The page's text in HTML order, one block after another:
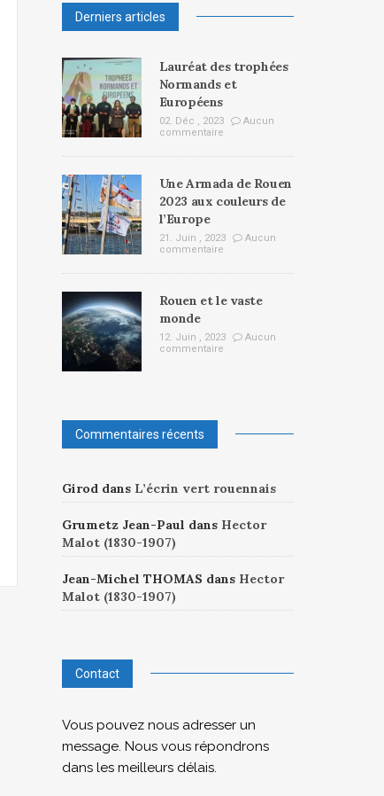
Derniers articles
Lauréat des trophées
Normands et
Européens
02. Déc , 2023
Aucun
commentaire
Une Armada de Rouen
2023 aux couleurs de
l’Europe
21. Juin , 2023
Aucun
commentaire
Rouen et le vaste
monde
12. Juin , 2023
Aucun
commentaire
Commentaires récents
Giroddans L’écrin vert rouennais
Grumetz Jean-Paul dans Hector
Malot (1830-1907)
Jean-Michel THOMAS dans Hector
Malot (1830-1907)
Contact
Vous pouvez nous adresser un
message. Nous vous répondrons
dans les meilleurs délais.